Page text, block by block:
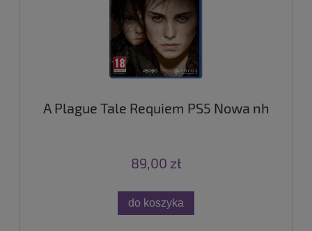
A Plague Tale Requiem PS5 Nowa nh
89,00 zł
do koszyka